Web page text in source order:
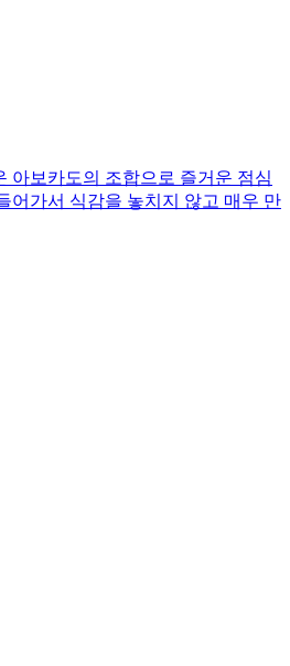
아보카도의 조합으로 즐거운 점심
어가서 식감을 놓치지 않고 매우 만